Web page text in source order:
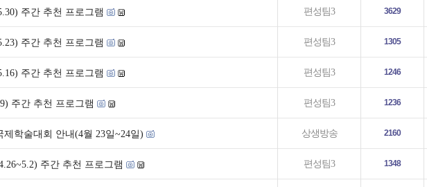
주간 추천 프로그램 편성팀3 3629
주간 추천 프로그램 편성팀3 1305
주간 추천 프로그램 편성팀3 1246
주간 추천 프로그램 편성팀3 1236
학술대회 안내(4월 23일~24일) 상생방송 2160
주간 추천 프로그램 편성팀3 1348